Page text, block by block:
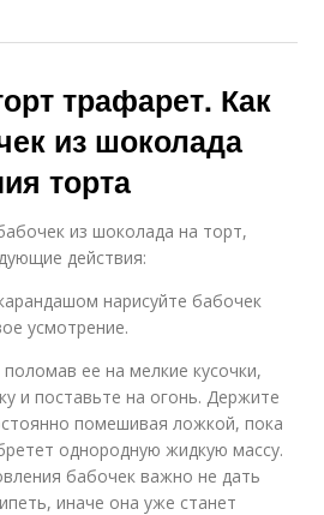
трафарет. Как
из шоколада
торта
из шоколада на торт,
действия:
нарисуйте бабочек
усмотрение.
ее на мелкие кусочки,
и поставьте на огонь. Держите
помешивая ложкой, пока
однородную жидкую массу.
бабочек важно не дать
иначе она уже станет